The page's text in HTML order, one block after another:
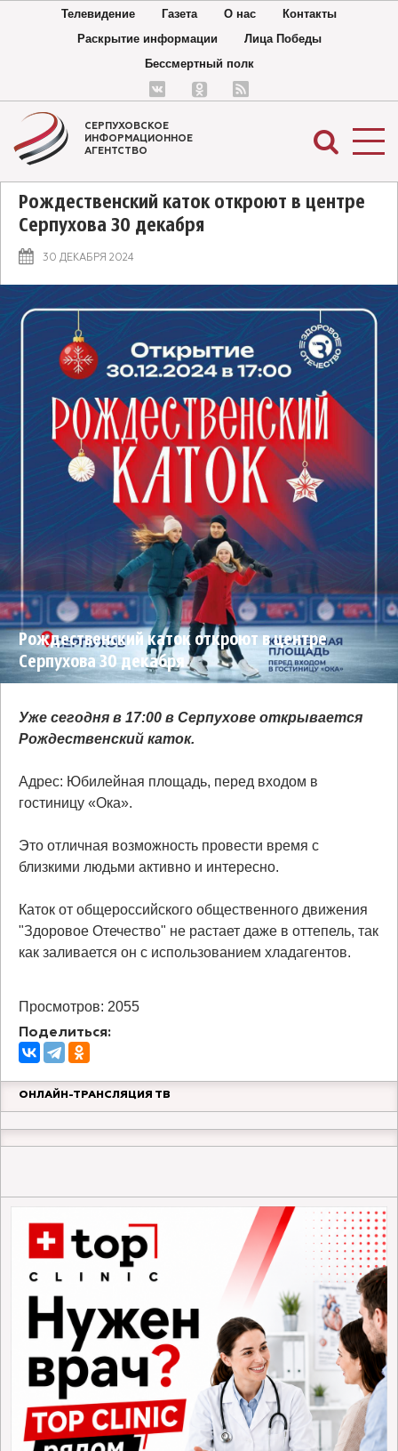
Телевидение Газета О нас
Контакты
Раскрытие информации
Лица Победы
Бессмертный полк
СЕРПУХОВСКОЕ
ИНФОРМАЦИОННОЕ
АГЕНТСТВО
Рождественский каток откроют в центре
Серпухова 30 декабря
30 ДЕКАБРЯ 2024
Рождественский каток откроют в центре
Серпухова 30 декабря
Уже сегодня в 17:00 в Серпухове открывается
Рождественский каток.
Адрес: Юбилейная площадь, перед входом в
гостиницу «Ока».
Это отличная возможность провести время с
близкими людьми активно и интересно.
Каток от общероссийского общественного движения
"Здоровое Отечество" не растает даже в оттепель, так
как заливается он с использованием хладагентов.
Просмотров: 2055
Поделиться:
ОНЛАЙН-ТРАНСЛЯЦИЯ ТВ